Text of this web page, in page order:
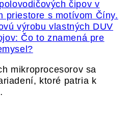
výrobu vlastných DUV
Čo to znamená pre
mikroprocesorov sa
ktoré patria k